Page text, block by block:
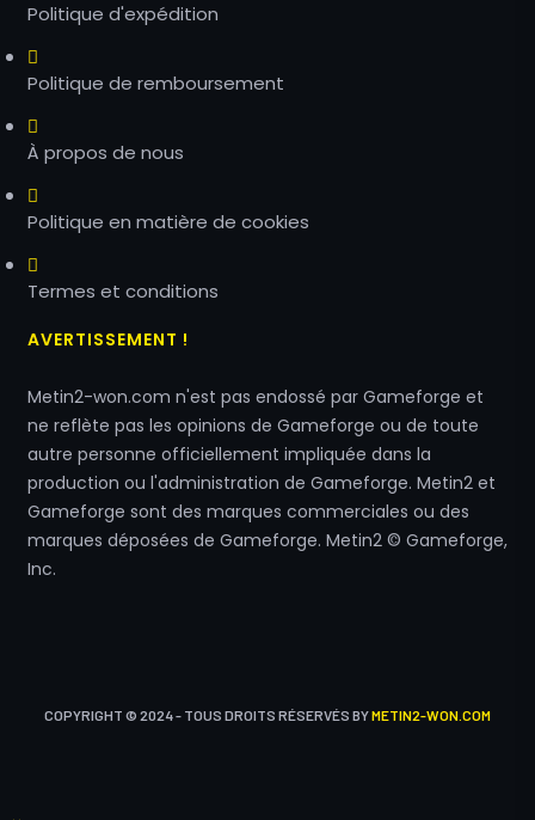
Politique d'expédition
Politique de remboursement
À propos de nous
Politique en matière de cookies
Termes et conditions
AVERTISSEMENT !
Metin2-won.com n'est pas endossé par Gameforge et
ne reflète pas les opinions de Gameforge ou de toute
autre personne officiellement impliquée dans la
production ou l'administration de Gameforge. Metin2 et
Gameforge sont des marques commerciales ou des
marques déposées de Gameforge. Metin2 © Gameforge,
Inc.
COPYRIGHT © 2024 - TOUS DROITS RÉSERVÉS BYMETIN2-WON.COM